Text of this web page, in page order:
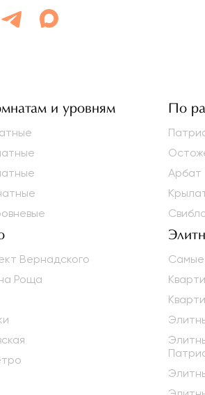
и уровням По
Арбат
Вернадского
Роща
Самые